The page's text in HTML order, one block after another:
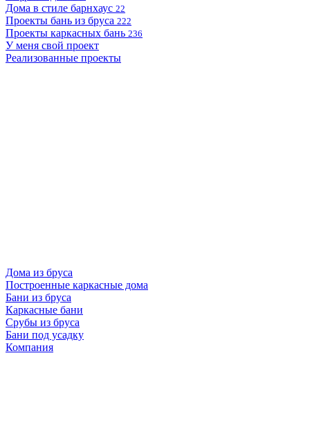
Дома в стиле барнхаус 22
Проекты бань из бруса 222
Проекты каркасных бань 236
У меня свой проект
Реализованные проекты
Дома из бруса
Построенные каркасные дома
Бани из бруса
Каркасные бани
Срубы из бруса
Бани под усадку
Компания